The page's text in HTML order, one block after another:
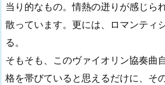
当り的なもの。情熱の迸りが感じら
散っています。更には、ロマンティ
る。
そもそも、このヴァイオリン協奏曲
格を帯びていると思えるだけに、そ